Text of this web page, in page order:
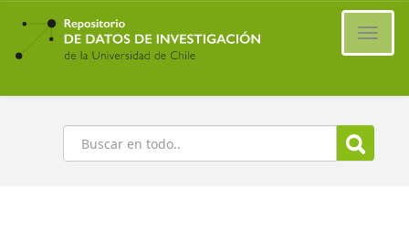
Ir
contenido
principal
Buscar